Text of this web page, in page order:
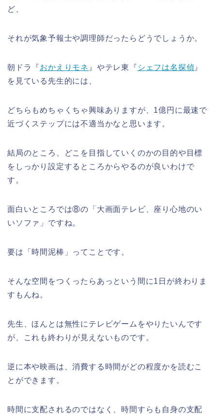
ど、
それが気象予報士や調理師だったらどうでしょうか。
朝ドラ『おかえりモネ 』やテレ東『 シェフは名探偵 』
を見ている先生的には、
どちらもめちゃくちゃ興味ありますが、1億円に最速で
近づくステップには不適当かなと思います。
結局のところ、どこを目指していくのかの目的や目標
をしっかり設定するところからやるのが良いわけで
す。
面白いところでは⑧の「大画面テレビ、座り心地のい
いソファ」ですね。
要は「時間泥棒」ってことです。
そんな空間をつくったらあっという間に1日が終わりま
すもんね。
先生、ほんとは無性にテレビゲームをやりたいんです
が、これも終わりが見えないものです。
逆に本や映画は、消費する時間がどの程度かを読むこ
とができます。
時間に支配されるのではなく、時間すらも自身の支配